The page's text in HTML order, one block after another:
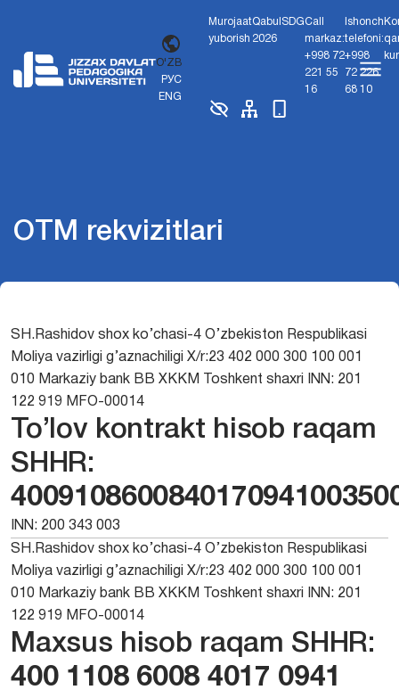
O'ZB
РУС
ENG
Murojaat
yuborish
Qabul
2026
SDGCall
markaz:
+998 72
221 55
16
Ishonch
telefoni:
+998
72 226
68 10
OTM rekvizitlari
SH.Rashidov shox ko’chasi-4 O’zbekiston Respublikasi
Moliya vazirligi g’aznachiligi X/r:23 402 000 300 100 001
010 Markaziy bank BB XKKM Toshkent shaxri INN: 201
122 919 MFO-00014
To’lov kontrakt hisob raqam
SHHR:
INN: 200 343 003
SH.Rashidov shox ko’chasi-4 O’zbekiston Respublikasi
Moliya vazirligi g’aznachiligi X/r:23 402 000 300 100 001
010 Markaziy bank BB XKKM Toshkent shaxri INN: 201
122 919 MFO-00014
Maxsus hisob raqam SHHR:
400 1108 6008 4017 0941